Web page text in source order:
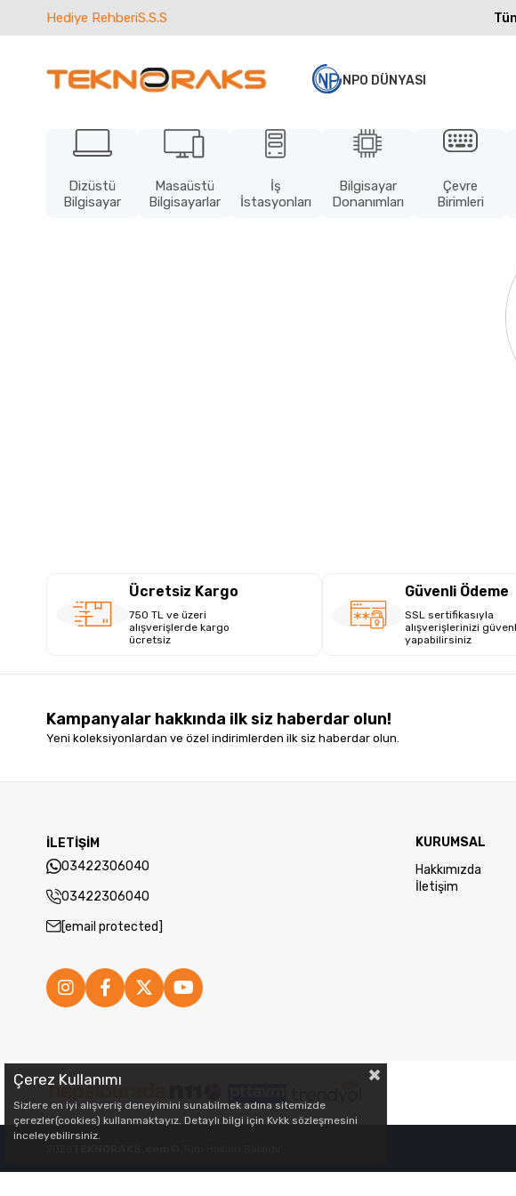
Hediye RehberiS.S.S
NPO DÜNYASI
Dizüstü
Bilgisayar
Masaüstü
Bilgisayarlar
İş
İstasyonları
Bilgisayar
Donanımları
Çevre
Birimleri
Ücretsiz Kargo
750 TL ve üzeri
alışverişlerde kargo
ücretsiz
Güvenli Ödeme
SSL sertifikasıyla
alışverişlerinizi
yapabilirsiniz
Kampanyalar hakkında ilk siz haberdar olun!
Yeni koleksiyonlardan ve özel indirimlerden ilk siz haberdar olun.
İLETİŞİM
03422306040
03422306040
[email protected]
KURUMSAL
Hakkımızda
İletişim
Çerez Kullanımı
Sizlere en iyi alışveriş deneyimini sunabilmek adına sitemizde
çerezler(cookies) kullanmaktayız. Detaylı bilgi için Kvkk sözleşmesini
inceleyebilirsiniz.